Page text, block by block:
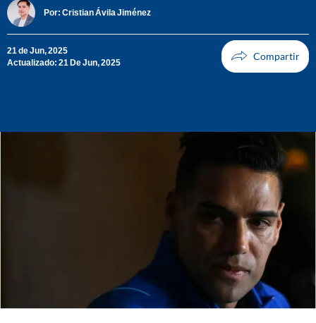
Por: Cristian Ávila Jiménez
21 de Jun, 2025
Actualizado: 21 De Jun, 2025